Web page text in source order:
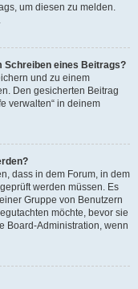
um diesen zu melden.
Schreiben eines Beitrags?
und zu einem
Den gesicherten Beitrag
verwalten“ in deinem
dass in dem Forum, in dem
werden müssen. Es
Gruppe von Benutzern
möchte, bevor sie
Board-Administration, wenn